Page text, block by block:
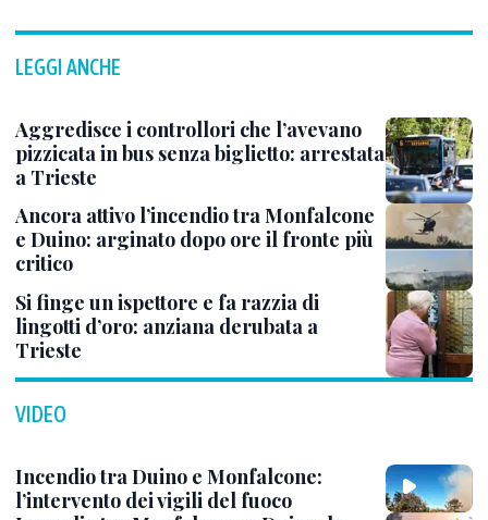
LEGGI ANCHE
Aggredisce i controllori che l’avevano
pizzicata in bus senza biglietto: arrestata
a Trieste
Ancora attivo l’incendio tra Monfalcone
e Duino: arginato dopo ore il fronte più
critico
Si finge un ispettore e fa razzia di
lingotti d’oro: anziana derubata a
Trieste
VIDEO
Incendio tra Duino e Monfalcone:
l’intervento dei vigili del fuoco